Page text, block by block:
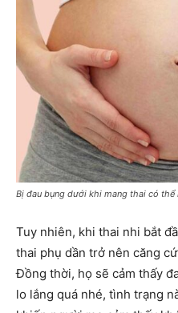
Bị đau bụng dưới khi mang thai có thể
Tuy nhiên, khi thai nhi bắt
thai phụ dần trở nên căng
Đồng thời, họ sẽ cảm thấy
lo lắng quá nhé, tình trạng